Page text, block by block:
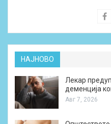
НАЈНОВО
Лекар
деменција
Авг 7, 2026